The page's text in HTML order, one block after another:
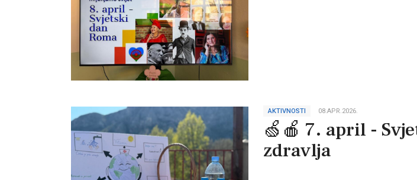
AKTIVNOSTI 08.APR.2026.
🍏🍎 7. april -
zdravlja